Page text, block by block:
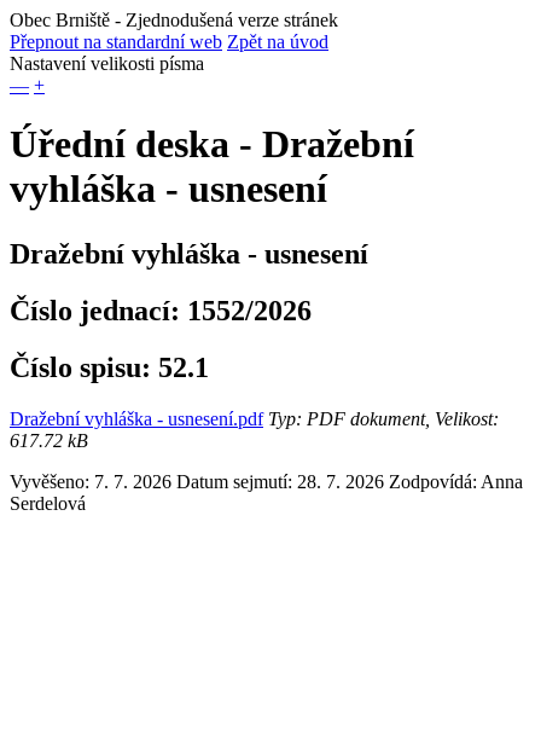
Obec Brniště - Zjednodušená verze stránek
Přepnout na standardní web Zpět na úvod
Nastavení velikosti písma
— +
Úřední deska - Dražební
vyhláška - usnesení
Dražební vyhláška - usnesení
Číslo jednací: 1552/2026
Číslo spisu: 52.1
Dražební vyhláška - usnesení.pdfTyp: PDF dokument, Velikost:
617.72 kB
Vyvěšeno: 7. 7. 2026 Datum sejmutí: 28. 7. 2026 Zodpovídá: Anna
Serdelová